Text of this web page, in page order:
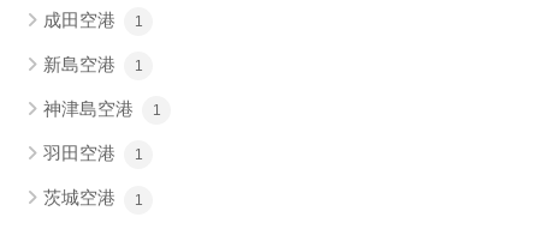
成田空港 1
新島空港 1
神津島空港 1
羽田空港 1
茨城空港 1